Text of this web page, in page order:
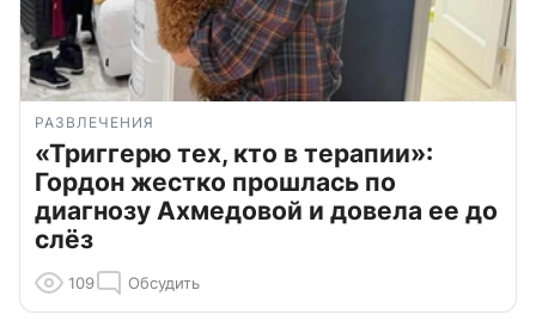
РАЗВЛЕЧЕНИЯ
«Триггерю тех, кто в терапии»:
Гордон жестко прошлась по
диагнозу Ахмедовой и довела ее до
слёз
109 Обсудить